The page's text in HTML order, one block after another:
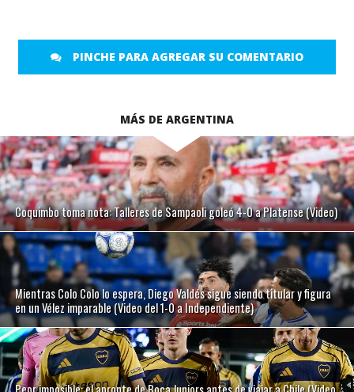
PINCHE PARA AGREGAR SU COMENTARIO
MÁS DE ARGENTINA
Coquimbo toma nota: Talleres de Sampaoli goleó 4-0 a Platense (Video)
Mientras Colo Colo lo espera, Diego Valdés sigue siendo titular y figura
en un Vélez imparable (Video del 1-0 a Independiente)